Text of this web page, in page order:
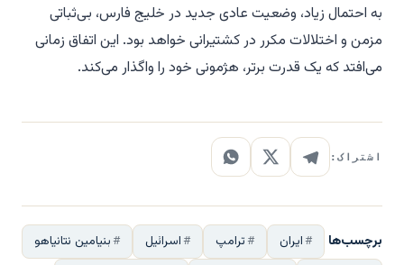
به احتمال زیاد، وضعیت عادی جدید در خلیج فارس، بی‌ثباتی
مزمن و اختلالات مکرر در کشتیرانی خواهد بود. این اتفاق زمانی
می‌افتد که یک قدرت برتر، هژمونی خود را واگذار می‌کند.
اشتراک:
برچسب‌ها ایران ترامپ اسرائیل
بنیامین نتانیاهو